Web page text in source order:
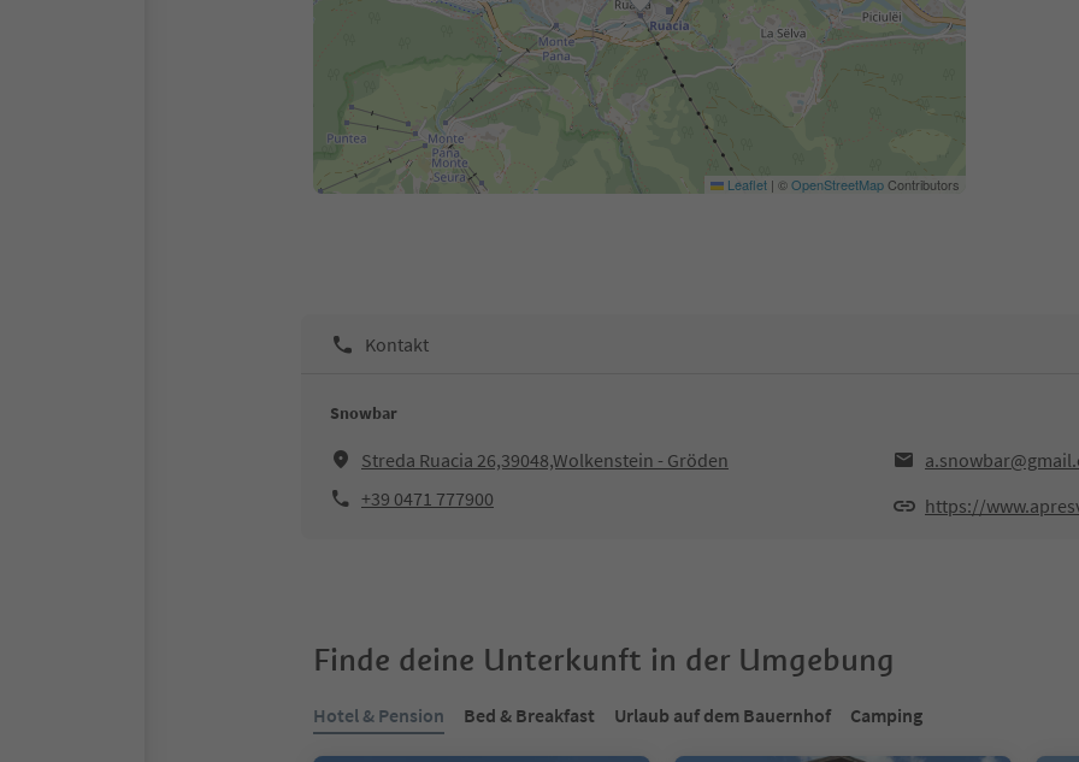
Leaflet | ©OpenStreetMapContributors
Kontakt
Snowbar
Streda Ruacia 26,39048,Wolkenstein - Gröden
+39 0471 777900
https://
Finde deine Unterkunft in der Umgebung
Hotel & Pension Bed & Breakfast Urlaub auf dem Bauernhof Camping